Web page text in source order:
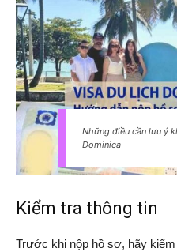
Những điều cần lưu ý
Dominica
Kiểm tra thông tin
Trước khi nộp hồ sơ, hãy